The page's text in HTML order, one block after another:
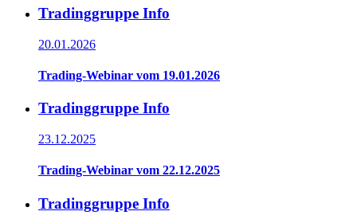
Tradinggruppe Info
20.01.2026
Trading-Webinar vom 19.01.2026
Tradinggruppe Info
23.12.2025
Trading-Webinar vom 22.12.2025
Tradinggruppe Info